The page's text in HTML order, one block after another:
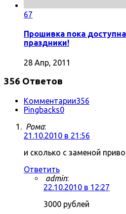
67
Прошивка пока
праздники!
28 Апр, 2011
356 Ответов
Комментарии356
Pingbacks0
Рома:
21.10.2010 в 21:56
и сколько с заменой
Ответить
admin:
22.10.2010 в 12:27
3000 рублей